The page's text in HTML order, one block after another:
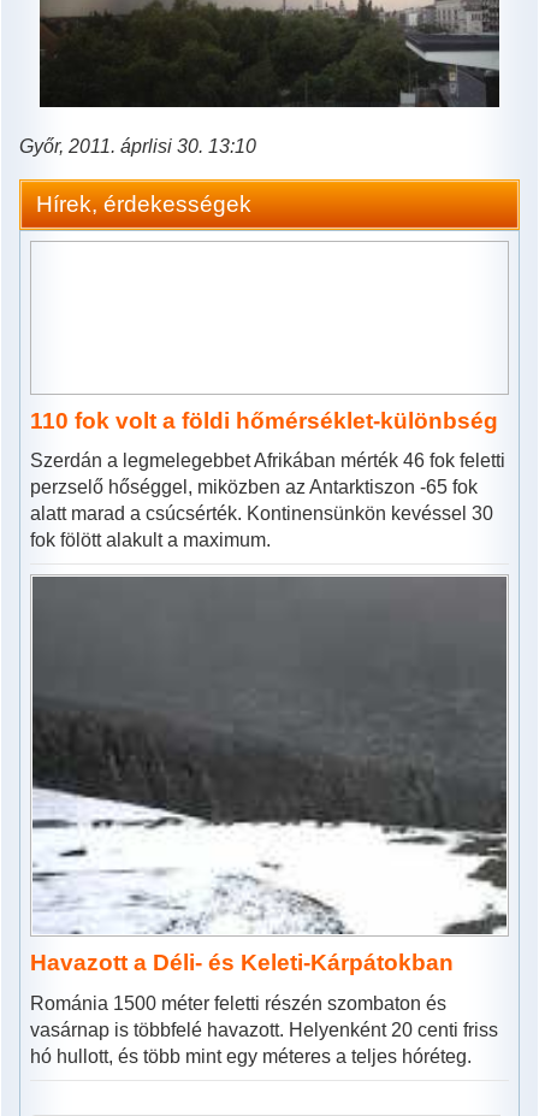
Győr, 2011. áprlisi 30. 13:10
Hírek, érdekességek
110 fok volt a földi hőmérséklet-különbség
Szerdán a legmelegebbet Afrikában mérték 46 fok feletti
perzselő hőséggel, miközben az Antarktiszon -65 fok
alatt marad a csúcsérték. Kontinensünkön kevéssel 30
fok fölött alakult a maximum.
Havazott a Déli- és Keleti-Kárpátokban
Románia 1500 méter feletti részén szombaton és
vasárnap is többfelé havazott. Helyenként 20 centi friss
hó hullott, és több mint egy méteres a teljes hóréteg.